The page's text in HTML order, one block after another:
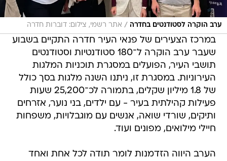
ערב הוקרה לסטודנטים בחדרה / אתר רשמי, צילום: דוברות חדרה
במרכז הצעירים של פנאי העיר חדרה התקיים בשבוע
שעבר ערב הוקרה ל־180 סטודנטיות וסטודנטים
תושבי העיר, הפועלים במסגרת תוכניות המלגות
העירוניות. במסגרת זו, ניתנו השנה מלגות בסך כולל
של 1.8 מיליון שקלים, בתמורה לכ־25,200 שעות
פעילות קהילתית בעיר - עם ילדים, בני נוער, אזרחים
ותיקים, שורדי שואה, אנשים עם מוגבלויות, משפחות
חיילי מילואים, מפונים ועוד.
הערב היווה הזדמנות לומר תודה לכל אחת ואחד